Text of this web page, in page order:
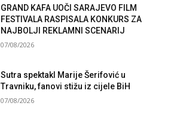
GRAND KAFA UOČI SARAJEVO FILM
FESTIVALA RASPISALA KONKURS ZA
NAJBOLJI REKLAMNI SCENARIJ
07/08/2026
Sutra spektakl Marije Šerifović u
Travniku, fanovi stižu iz cijele BiH
07/08/2026